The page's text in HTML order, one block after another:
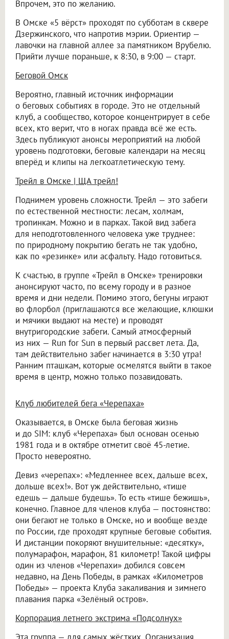
Впрочем, это по желанию.
В Омске «5 вёрст» проходят по субботам в сквере
Дзержинского, что напротив мэрии. Ориентир —
лавочки на главной аллее за памятником Врубелю.
Прийти лучше пораньше, к 8:30, в 9:00 — старт.
Беговой Омск
Вероятно, главный источник информации
о беговых событиях в городе. Это не отдельный
клуб, а сообщество, которое концентрирует в себе
всех, кто верит, что в ногах правда всё же есть.
Здесь публикуют анонсы мероприятий на любой
уровень подготовки, беговые календари на месяц
вперёд и клипы на легкоатлетическую тему.
Трейл в Омске | ЩА трейл!
Поднимем уровень сложности. Трейл — это забеги
по естественной местности: лесам, холмам,
тропинкам. Можно и в парках. Такой вид забега
для неподготовленного человека уже труднее:
по природному покрытию бегать не так удобно,
как по «резинке» или асфальту. Надо готовиться.
К счастью, в группе «Трейл в Омске» тренировки
анонсируют часто, по всему городу и в разное
время и дни недели. Помимо этого, бегуны играют
во флорбол (приглашаются все желающие, клюшки
и мячики выдают на месте) и проводят
внутригородские забеги. Самый атмосферный
из них — Run for Sun в первый рассвет лета. Да,
там действительно забег начинается в 3:30 утра!
Ранним пташкам, которые осмелятся выйти в такое
время в центр, можно только позавидовать.
Клуб любителей бега «Черепаха»
Оказывается, в Омске была беговая жизнь
и до SIM: клуб «Черепаха» был основан осенью
1981 года и в октябре отметит своё 45-летие.
Просто невероятно.
Девиз «черепах»: «Медленнее всех, дальше всех,
дольше всех!». Вот уж действительно, «тише
едешь — дальше будешь». То есть «тише бежишь»,
конечно. Главное для членов клуба — постоянство:
они бегают не только в Омске, но и вообще везде
по России, где проходят крупные беговые события.
И дистанции покоряют внушительные: «десятку»,
полумарафон, марафон, 81 километр! Такой цифры
один из членов «Черепахи» добился совсем
недавно, на День Победы, в рамках «Километров
Победы» — проекта Клуба закаливания и зимнего
плавания парка «Зелёный остров».
Корпорация летнего экстрима «Подсолнух»